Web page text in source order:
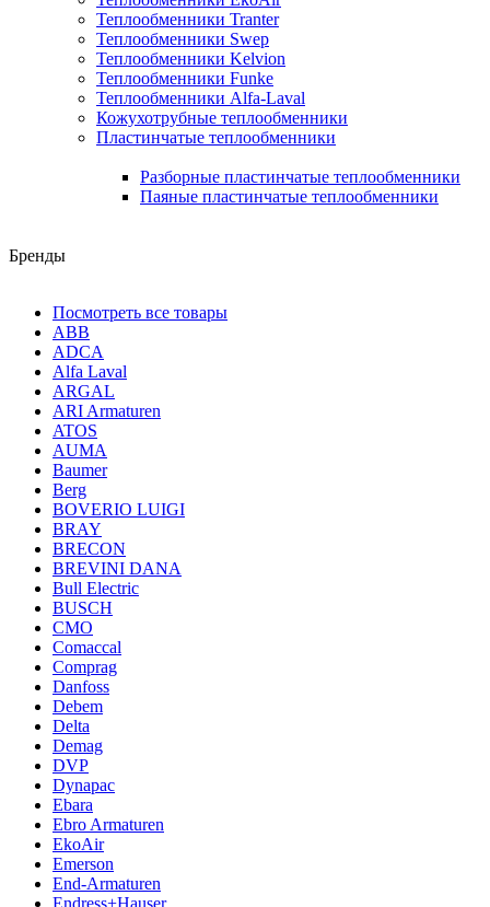
Теплообменники Tranter
Теплообменники Swep
Теплообменники Kelvion
Теплообменники Funke
Теплообменники Alfa-Laval
Кожухотрубные теплообменники
Пластинчатые теплообменники
Разборные пластинчатые теплообменники
Паяные пластинчатые теплообменники
Бренды
Посмотреть все товары
ABB
ADCA
Alfa Laval
ARGAL
ARI Armaturen
ATOS
AUMA
Baumer
Berg
BOVERIO LUIGI
BRAY
BRECON
BREVINI DANA
Bull Electric
BUSCH
CMO
Comaccal
Comprag
Danfoss
Debem
Delta
Demag
DVP
Dynapac
Ebara
Ebro Armaturen
EkoAir
Emerson
End-Armaturen
Endress+Hauser